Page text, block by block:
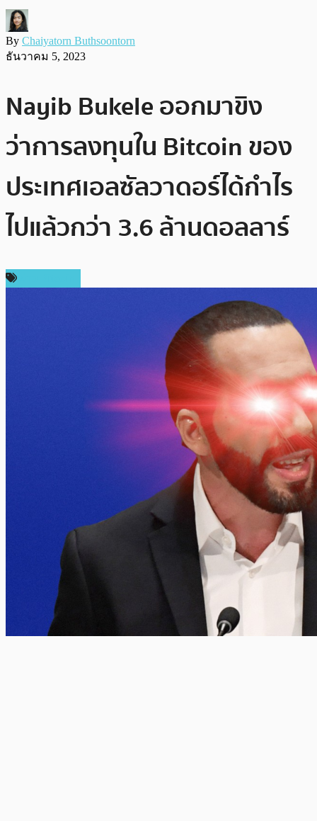
By Chaiyatorn Buthsoontorn
ธันวาคม 5, 2023
Nayib Bukele ออกมาขิง
ว่าการลงทุนใน Bitcoin ของ
ประเทศเอลซัลวาดอร์ได้กำไร
ไปแล้วกว่า 3.6 ล้านดอลลาร์